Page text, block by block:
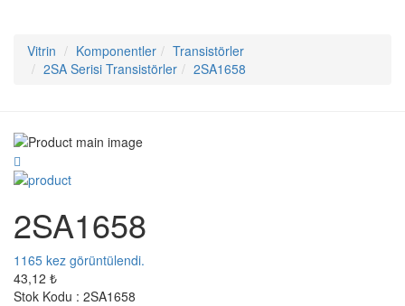
Vitrin Komponentler
Transistörler
2SA Serisi Transistörler
2SA1658
2SA1658
1165 kez görüntülendi.
43,12 ₺
Stok Kodu : 2SA1658